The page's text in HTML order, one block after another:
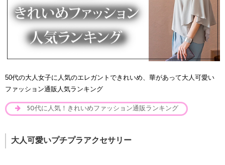
50代の大人女子に人気のエレガントできれいめ、華があって大人可愛い
ファッション通販人気ランキング
50代に人気！きれいめファッション通販ランキング
大人可愛いプチプラアクセサリー